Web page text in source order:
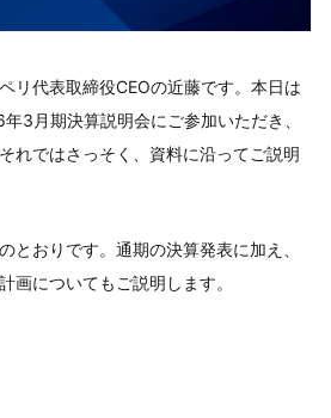
リ代表取締役CEOの近藤です。本日は
3月期決算説明会にご参加いただき、
れではさっそく、資料に沿ってご説明
とおりです。通期の決算発表に加え、
画についてもご説明します。